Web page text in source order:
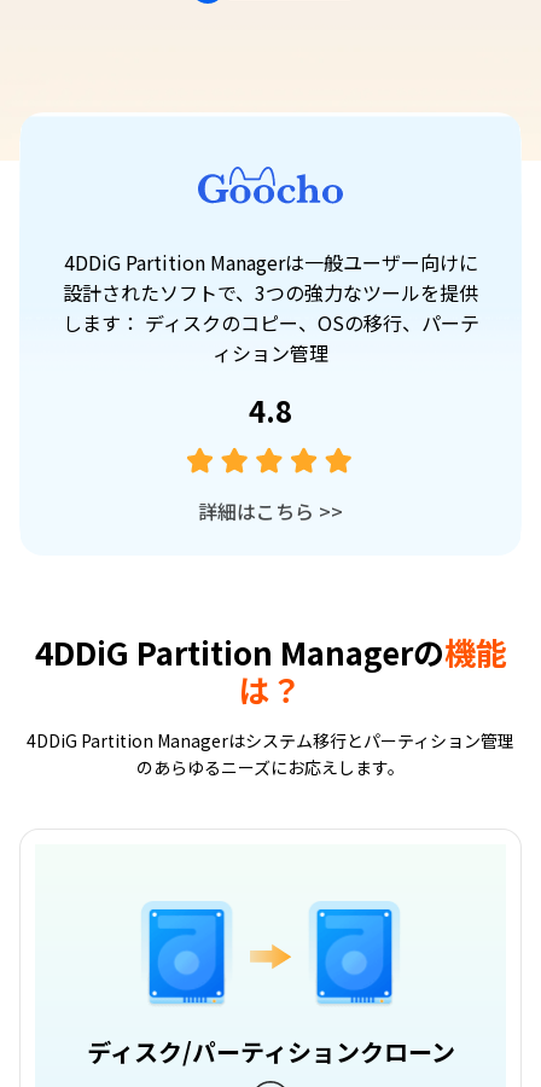
4DDiG Partition Managerは一般ユーザー向けに
設計されたソフトで、3つの強力なツールを提供
します： ディスクのコピー、OSの移行、パーテ
ィション管理
4.8
詳細はこちら >>
4DDiG Partition Managerの機能
は？
4DDiG Partition Managerはシステム移行とパーティション管理
のあらゆるニーズにお応えします。
ディスク/パーティションクローン